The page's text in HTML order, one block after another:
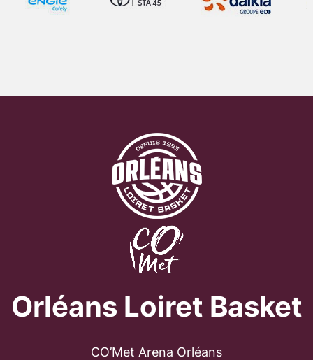
Orléans Loiret Basket
CO’Met Arena Orléans